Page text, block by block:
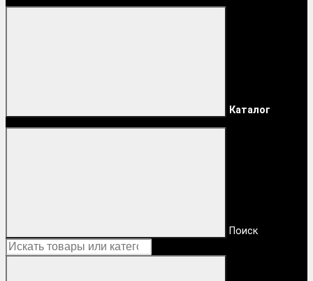
Каталог
Поиск